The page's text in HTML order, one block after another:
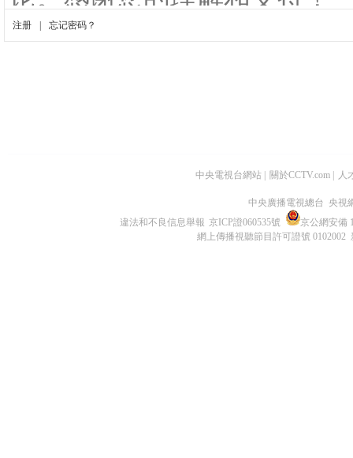
中央電視台網站 關於CCTV.com 人
中央廣播電視總台 央視
違法和不良信息舉報 京ICP證060535號
京公網安備
網上傳播視聽節目許可證號 0102002